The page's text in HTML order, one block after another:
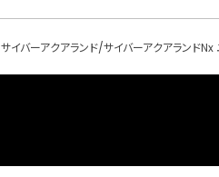
サイバーアクアランド/サイバーアクアランド